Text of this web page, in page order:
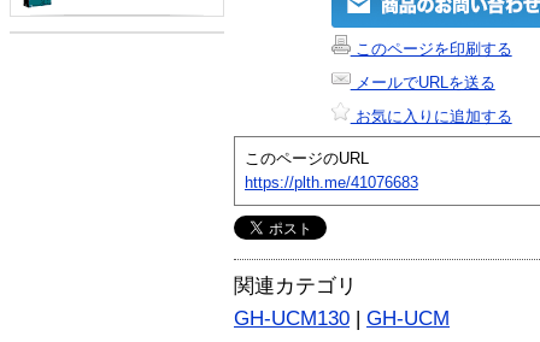
このページを印刷する
メールでURLを送る
お気に入りに追加する
このページのURL
https://plth.me/41076683
関連カテゴリ
GH-UCM130 | GH-UCM